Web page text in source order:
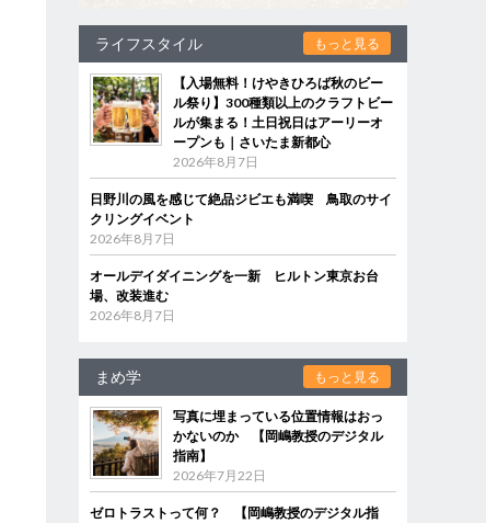
ライフスタイル もっと見る
【入場無料！けやきひろば秋のビー
ル祭り】300種類以上のクラフトビー
ルが集まる！土日祝日はアーリーオ
ープンも｜さいたま新都心
2026年8月7日
日野川の風を感じて絶品ジビエも満喫 鳥取のサイ
クリングイベント
2026年8月7日
オールデイダイニングを一新 ヒルトン東京お台
場、改装進む
2026年8月7日
まめ学 もっと見る
写真に埋まっている位置情報はおっ
かないのか 【岡嶋教授のデジタル
指南】
2026年7月22日
ゼロトラストって何？ 【岡嶋教授のデジタル指